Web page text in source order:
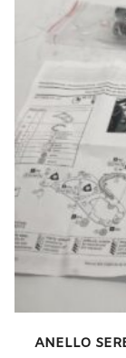
ANELLO